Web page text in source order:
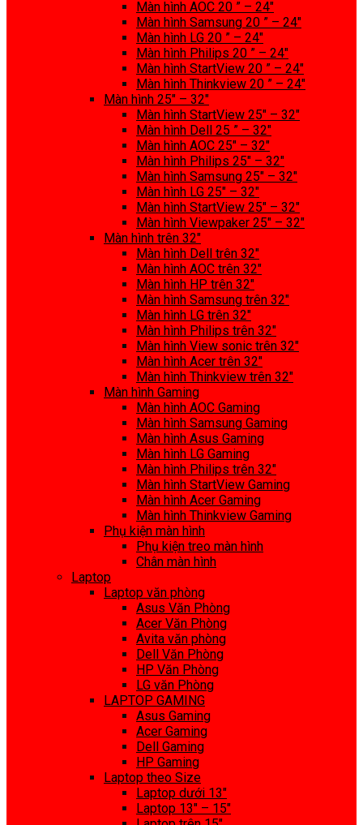
Màn hình AOC 20 ” – 24″
Màn hình Samsung 20 ” – 24″
Màn hình LG 20 ” – 24″
Màn hình Philips 20 ” – 24″
Màn hình StartView 20 ” – 24″
Màn hình Thinkview 20 ” – 24″
Màn hình 25″ – 32″
Màn hình StartView 25″ – 32″
Màn hình Dell 25 ” – 32″
Màn hình AOC 25″ – 32″
Màn hình Philips 25″ – 32″
Màn hình Samsung 25″ – 32″
Màn hình LG 25″ – 32″
Màn hình StartView 25″ – 32″
Màn hình Viewpaker 25″ – 32″
Màn hình trên 32″
Màn hình Dell trên 32″
Màn hình AOC trên 32″
Màn hình HP trên 32″
Màn hình Samsung trên 32″
Màn hình LG trên 32″
Màn hình Philips trên 32″
Màn hình View sonic trên 32″
Màn hình Acer trên 32″
Màn hình Thinkview trên 32″
Màn hình Gaming
Màn hình AOC Gaming
Màn hình Samsung Gaming
Màn hình Asus Gaming
Màn hình LG Gaming
Màn hình Philips trên 32″
Màn hình StartView Gaming
Màn hình Acer Gaming
Màn hình Thinkview Gaming
Phụ kiện màn hình
Phụ kiện treo màn hình
Chân màn hình
Laptop
Laptop văn phòng
Asus Văn Phòng
Acer Văn Phòng
Avita văn phòng
Dell Văn Phòng
HP Văn Phòng
LG văn Phòng
LAPTOP GAMING
Asus Gaming
Acer Gaming
Dell Gaming
HP Gaming
Laptop theo Size
Laptop dưới 13″
Laptop 13″ – 15″